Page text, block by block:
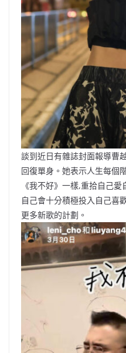
談到近日有雜誌封面報導曹
回復單身。她表示人生每個
《我不好》一樣,重拾自己
自己會十分積極投入自己喜
更多新歌的計劃。